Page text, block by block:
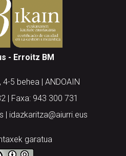
- Erroitz BM
5 behea | ANDOAIN
| Faxa: 943 300 731
| idazkaritza@aiurri.eus
garatua